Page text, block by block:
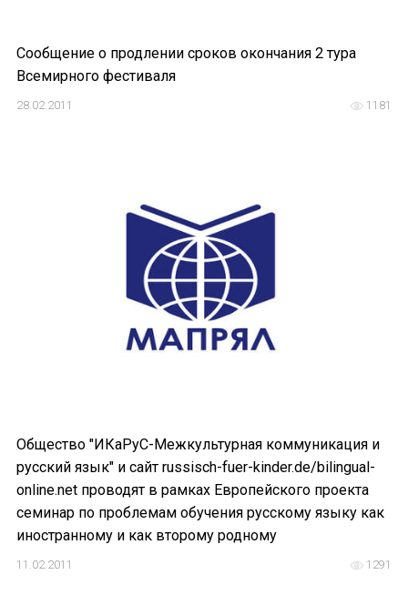
Сообщение о продлении сроков окончания 2 тура
Всемирного фестиваля
1181
28.02.2011
Общество "ИКаРуС-Межкультурная коммуникация и
русский язык" и сайт russisch-fuer-kinder.de/bilingual-
online.net проводят в рамках Европейского проекта
семинар по проблемам обучения русскому языку как
иностранному и как второму родному
1291
11.02.2011